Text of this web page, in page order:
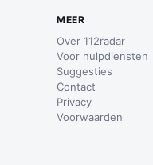
MEER
Over 112radar
Voor hulpdiensten
Suggesties
Contact
Privacy
Voorwaarden